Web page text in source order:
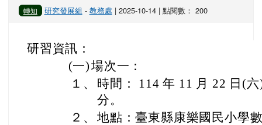
轉知 研究發展組 - 教務處 | 2025-10-14 | 點閱數： 200
研習資訊：
(一)場次一：
１、
時間： 114 年 11 月 22 日(
分。
２、 地點：臺東縣康樂國民小學